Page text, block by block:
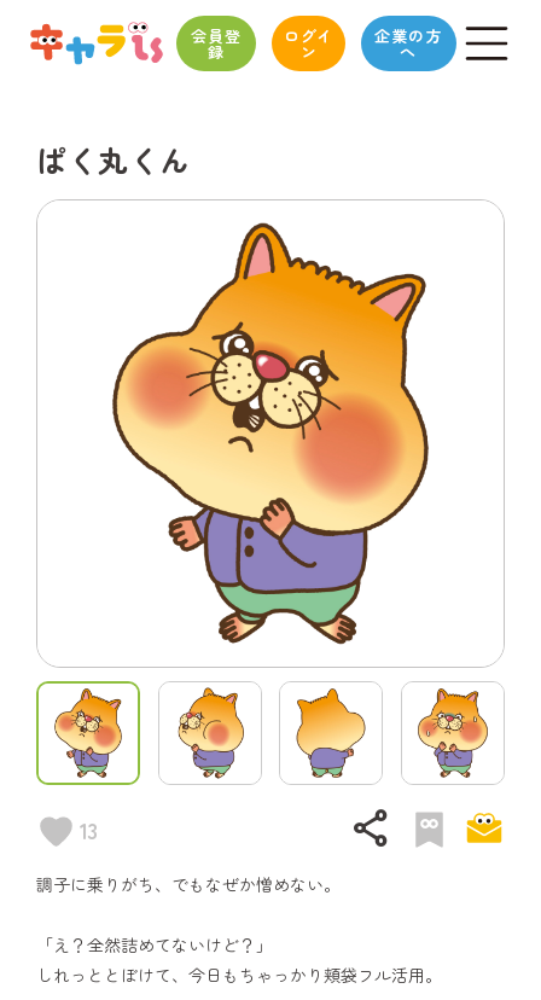
会員登
録
ログイ
ン
企業の方
へ
ぱく丸くん
13 share
調子に乗りがち、でもなぜか憎めない。
「え？全然詰めてないけど？」
しれっととぼけて、今日もちゃっかり頬袋フル活用。